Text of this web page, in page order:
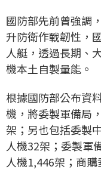
國防部先前曾強調
升防衛作戰韌性，
人艇，透過長期、
機本土自製量能。
根據國防部公布資
機，將委製軍備局
架；另也包括委製
人機32架；委製軍
人機1,446架；商